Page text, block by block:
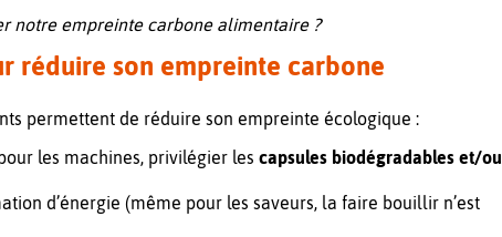
notre empreinte carbone alimentaire ?
réduire son empreinte carbone
permettent de réduire son empreinte écologique :
les machines, privilégier les capsules biodégradables et/ou
d’énergie (même pour les saveurs, la faire bouillir n’est